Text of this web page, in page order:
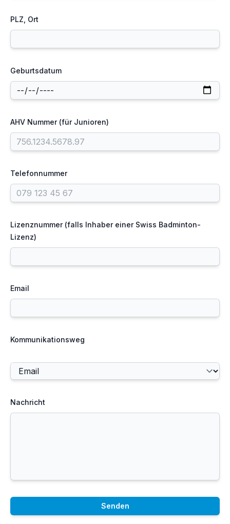
PLZ, Ort
Geburtsdatum
AHV Nummer (für Junioren)
Telefonnummer
Lizenznummer (falls Inhaber einer Swiss Badminton-
Lizenz)
Email
Kommunikationsweg
Nachricht
Senden